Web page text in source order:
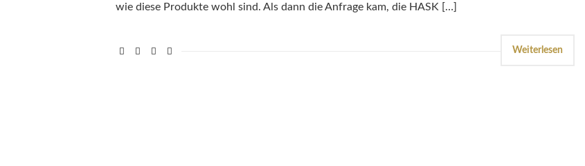
wie diese Produkte wohl sind. Als dann die Anfrage kam, die HASK […]
Weiterlesen